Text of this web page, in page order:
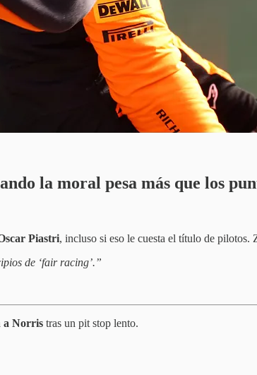
la moral pesa más que los
Piastri, incluso si eso le cuesta el título de pilotos.
de ‘fair racing’.”
a Norris tras un pit stop lento.